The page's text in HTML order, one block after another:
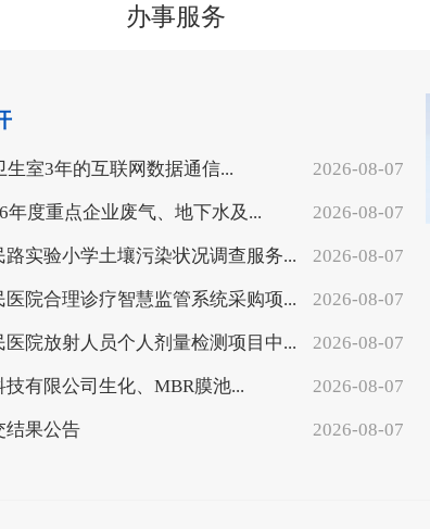
办事服务
生室3年的互联网数据通信... 2026-08-07
年度重点企业废气、地下水及... 2026-08-07
路实验小学土壤污染状况调查服务... 2026-08-07
医院合理诊疗智慧监管系统采购项... 2026-08-07
医院放射人员个人剂量检测项目中... 2026-08-07
有限公司生化、MBR膜池... 2026-08-07
结果公告 2026-08-07